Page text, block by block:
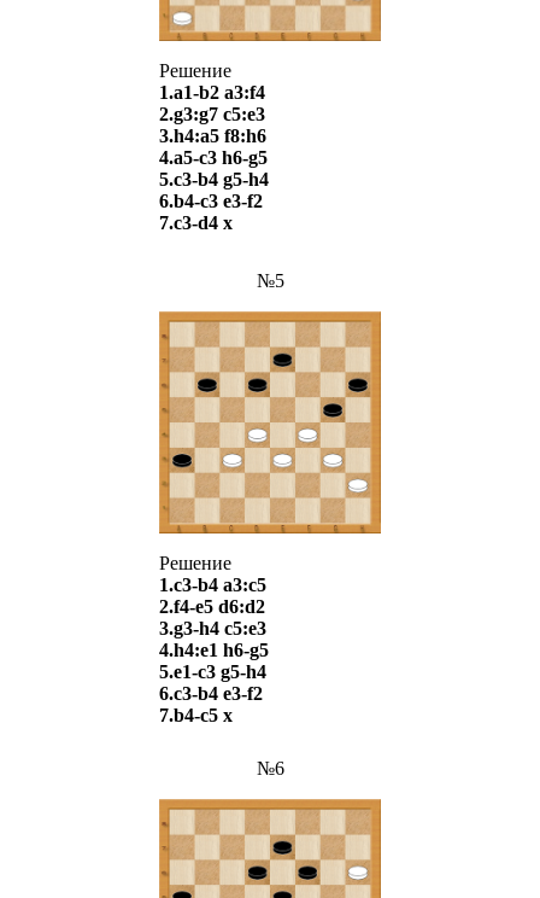
Решение
1.a1-b2 a3:f4
2.g3:g7 c5:e3
3.h4:a5 f8:h6
4.a5-c3 h6-g5
5.c3-b4 g5-h4
6.b4-c3 e3-f2
7.c3-d4 х
№5
Решение
1.c3-b4 a3:c5
2.f4-e5 d6:d2
3.g3-h4 c5:e3
4.h4:e1 h6-g5
5.e1-c3 g5-h4
6.c3-b4 e3-f2
7.b4-c5 х
№6